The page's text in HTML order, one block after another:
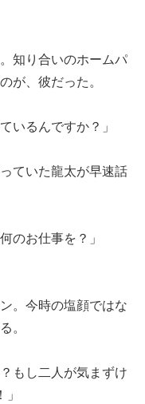
知り合いのホームパ
が、彼だった。
いるんですか？」
ていた龍太が早速話
のお仕事を？」
。今時の塩顔ではな
。
もし二人が気まずけ